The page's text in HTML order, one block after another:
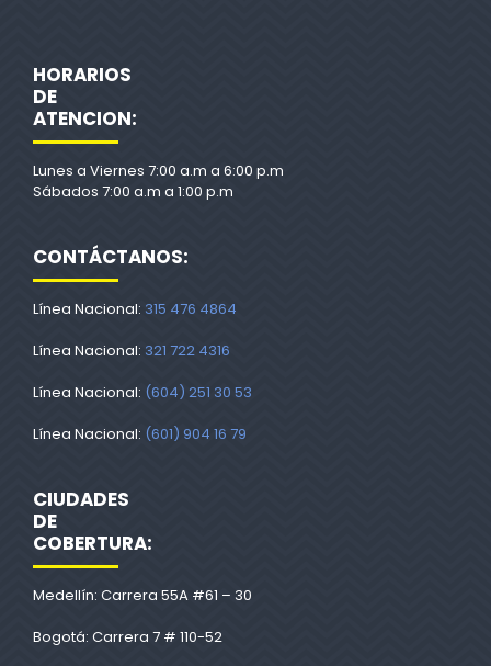
HORARIOS
DE
ATENCION:
Lunes a Viernes 7:00 a.m a 6:00 p.m
Sábados 7:00 a.m a 1:00 p.m
CONTÁCTANOS:
Línea Nacional: 315 476 4864
Línea Nacional: 321 722 4316
Línea Nacional: (604) 251 30 53
Línea Nacional: (601) 904 16 79
CIUDADES
DE
COBERTURA:
Medellín: Carrera 55A #61 – 30
Bogotá: Carrera 7 # 110-52